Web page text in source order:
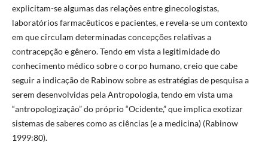
explicitam-se algumas das relações entre ginecologistas,
laboratórios farmacêuticos e pacientes, e revela-se um contexto
em que circulam determinadas concepções relativas a
contracepção e gênero. Tendo em vista a legitimidade do
conhecimento médico sobre o corpo humano, creio que cabe
seguir a indicação de Rabinow sobre as estratégias de pesquisa a
serem desenvolvidas pela Antropologia, tendo em vista uma
“antropologização” do próprio “Ocidente,” que implica exotizar
sistemas de saberes como as ciências (e a medicina) (Rabinow
1999:80).